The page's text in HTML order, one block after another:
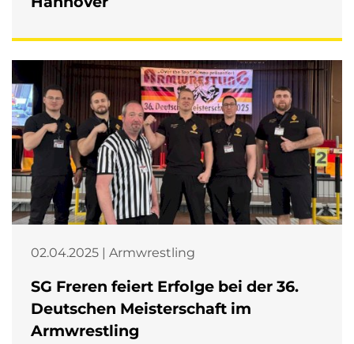
02.04.2025 | Armwrestling
SG Freren feiert Erfolge bei der 36.
Deutschen Meisterschaft im
Armwrestling